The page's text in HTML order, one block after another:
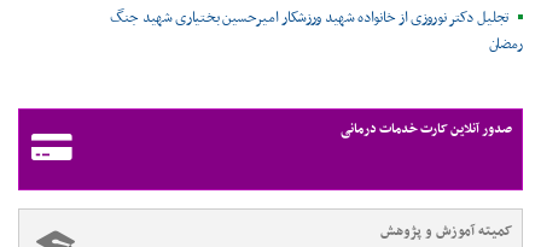
تجلیل دکتر نوروزی از خانواده شهید ورزشکار امیرحسین بختیاری شهید جنگ
رمضان
صدور آنلاین کارت خدمات درمانی
کمیته آموزش و پژوهش